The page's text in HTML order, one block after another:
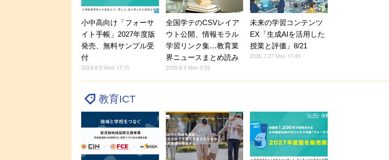
小中高向け「フォーサ
イト手帳」2027年度版
発売、無料サンプル受
付
2026.8.5 Wed 17:15
全国学テのCSVレイア
ウト公開、情報モラル
学習リンク集…教育業
界ニュースまとめ読み
2026.8.3 Mon 5:55
未来の学習コンテンツ
EX「生成AIを活用した
授業と評価」8/21
2026.7.27 Mon 17:45
教育ICT